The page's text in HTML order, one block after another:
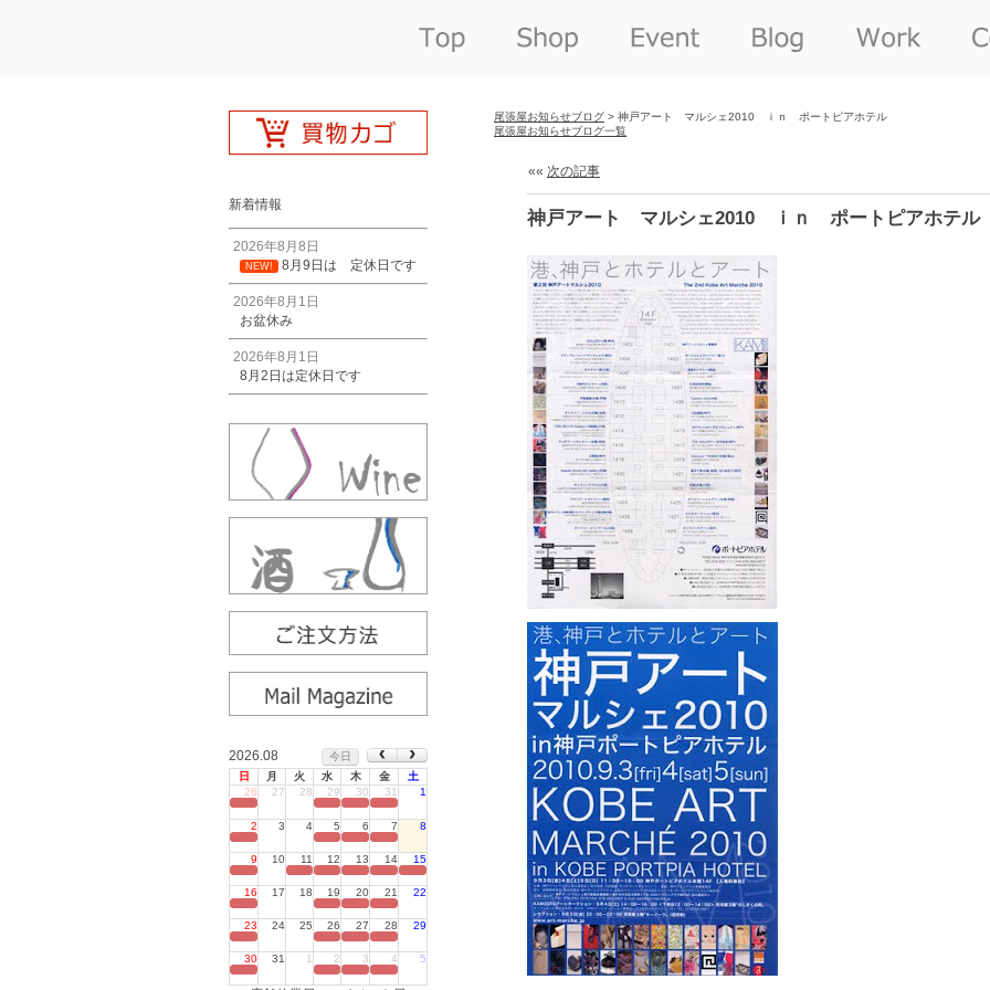
新着情報
2026年8月8日
NEW! 8月9日は 定休日です
2026年8月1日
お盆休み
2026年8月1日
8月2日は定休日です
2026.08
今日
日
月 火 水 木 金
土
26
27 28 29 30 31 1
2 3 4 5 6 7 8
9 10 11 12 13 14 15
16 17 18 19 20 21 22
23 24 25 26 27 28 29
30 31 1 2 3 4 5
尾張屋お知らせブログ > 神戸アート マルシェ2010 ｉｎ ポートピアホテル
尾張屋お知らせブログ一覧
«« 次の記事
神戸アート マルシェ2010 ｉｎ ポートピアホテル